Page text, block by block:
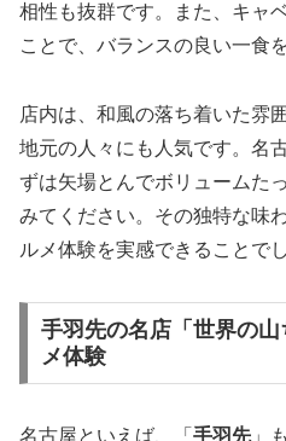
相性も抜群です。また、キャ
ことで、バランスの良い一食
店内は、和風の落ち着いた雰
地元の人々にも人気です。名
ずは矢場とんでボリュームた
みてください。その独特な味
ルメ体験を実感できることでし
手羽先の名店「世界の
メ体験
名古屋といえば、「 手羽先」